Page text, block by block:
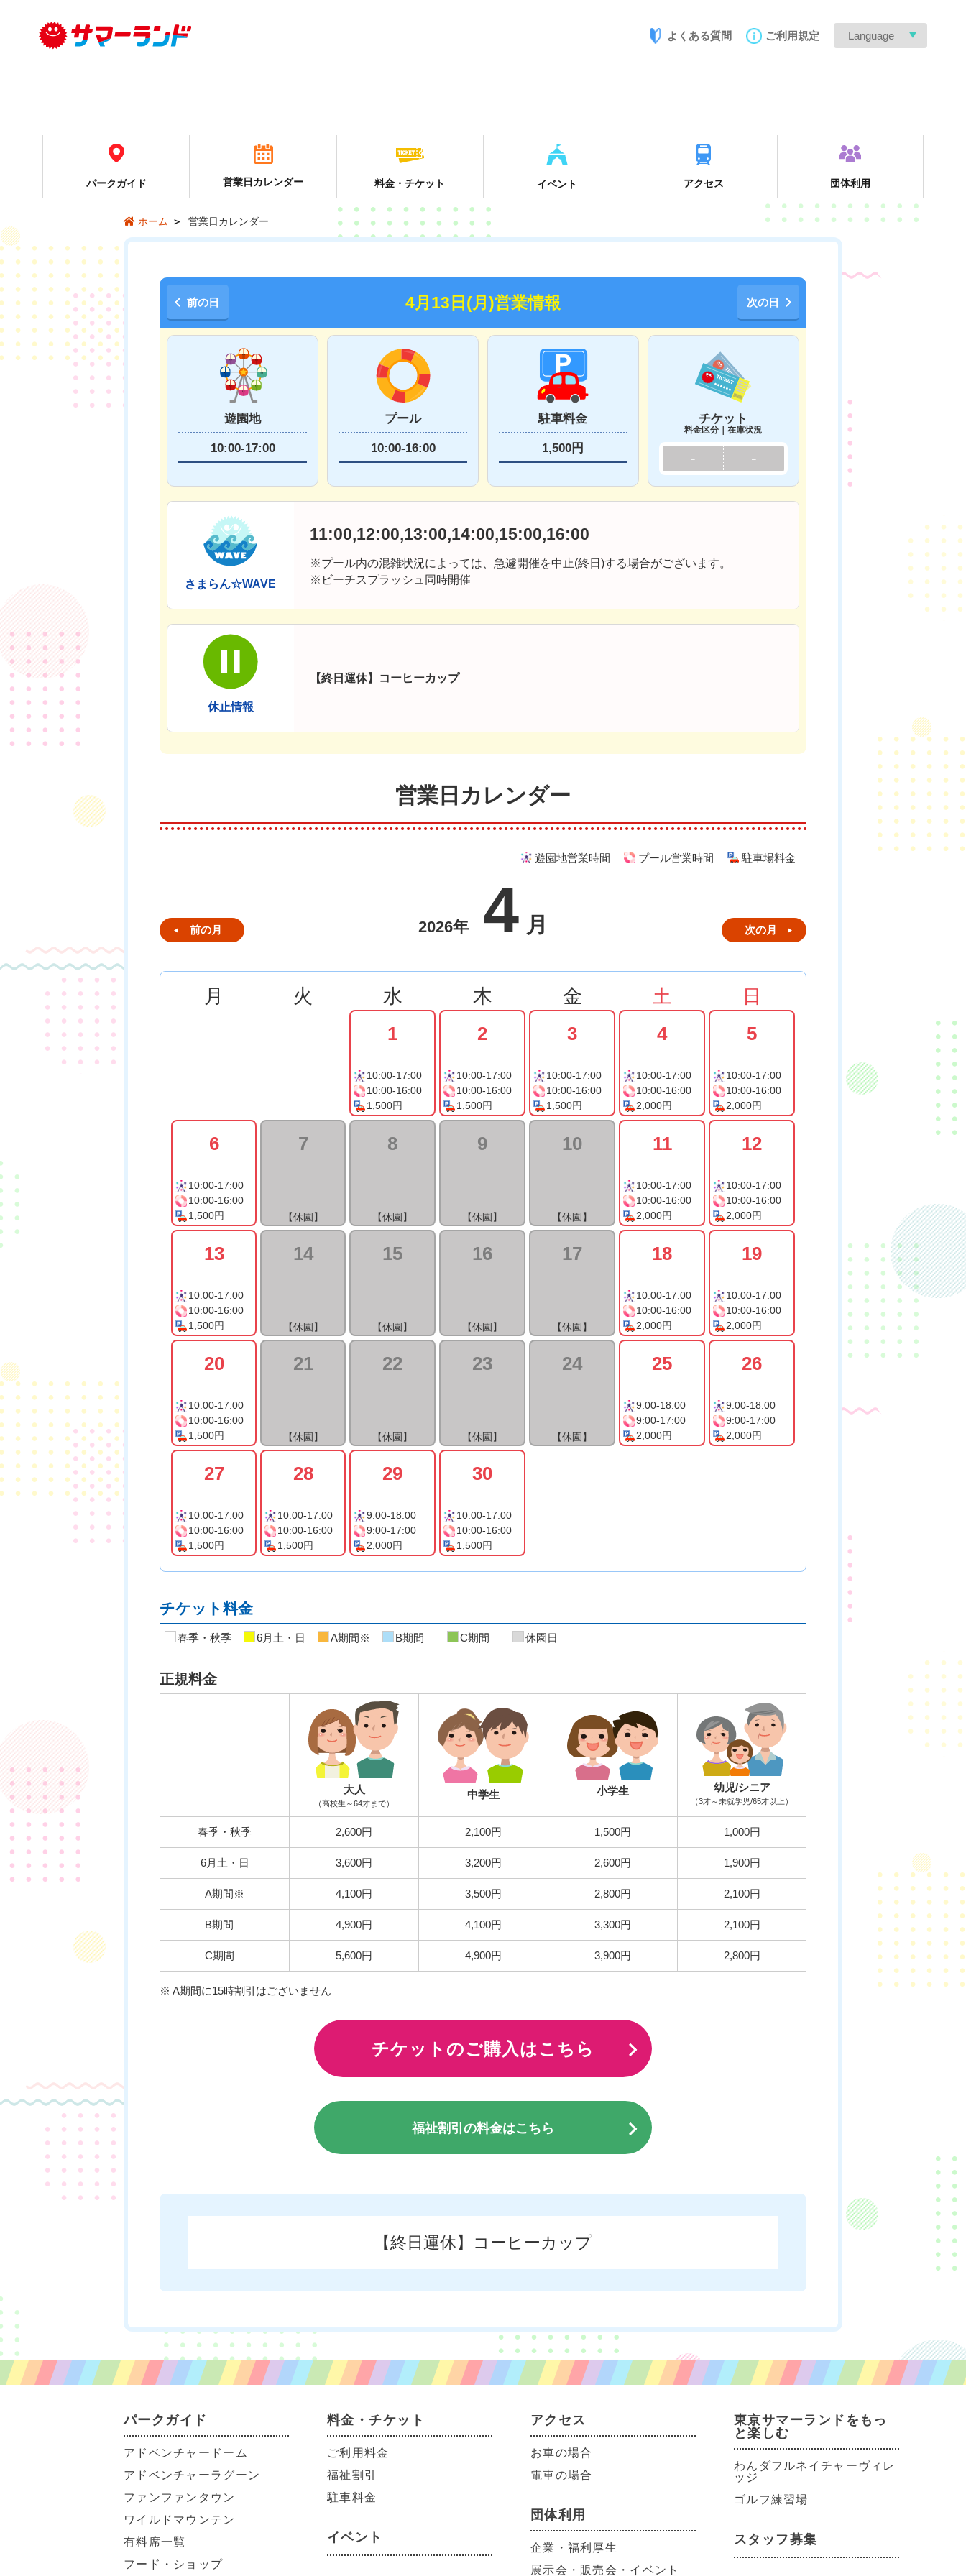
よくある質問 ご利用規定 Language
パークガイド 営業日カレンダー 料金・チケット イベント アクセス 団体利用
ホーム 営業日カレンダー
4月13日(月)営業情報
遊園地
10:00-17:00
プール
10:00-16:00
駐車料金
1,500円
チケット
料金区分｜在庫状況
- -
さまらん☆WAVE
11:00,12:00,13:00,14:00,15:00,16:00
※プール内の混雑状況によっては、急遽開催を中止(終日)する場合がございます。
※ビーチスプラッシュ同時開催
休止情報
【終日運休】コーヒーカップ
営業日カレンダー
遊園地営業時間 プール営業時間 駐車場料金
前の月 2026年 4 月 次の月
月 火 水 木 金 土
日
1
10:00-17:00
10:00-16:00
1,500円
2
10:00-17:00
10:00-16:00
1,500円
3
10:00-17:00
10:00-16:00
1,500円
4
10:00-17:00
10:00-16:00
2,000円
5
10:00-17:00
10:00-16:00
2,000円
6
10:00-17:00
10:00-16:00
1,500円
7
【休園】
8
【休園】
9
【休園】
10
【休園】
11
10:00-17:00
10:00-16:00
2,000円
12
10:00-17:00
10:00-16:00
2,000円
13
10:00-17:00
10:00-16:00
1,500円
14
【休園】
15
【休園】
16
【休園】
17
【休園】
18
10:00-17:00
10:00-16:00
2,000円
19
10:00-17:00
10:00-16:00
2,000円
20
10:00-17:00
10:00-16:00
1,500円
21
【休園】
22
【休園】
23
【休園】
24
【休園】
25
9:00-18:00
9:00-17:00
2,000円
26
9:00-18:00
9:00-17:00
2,000円
27
10:00-17:00
10:00-16:00
1,500円
28
10:00-17:00
10:00-16:00
1,500円
29
9:00-18:00
9:00-17:00
2,000円
30
10:00-17:00
10:00-16:00
1,500円
チケット料金
春季・秋季 6月土・日 A期間※ B期間 C期間 休園日
正規料金
大人
（高校生～64才まで）
中学生 小学生 幼児/シニア
（3才～未就学児/65才以上）
春季・秋季 2,600円 2,100円 1,500円 1,000円
6月土・日 3,600円 3,200円 2,600円 1,900円
A期間※ 4,100円 3,500円 2,800円 2,100円
B期間 4,900円 4,100円 3,300円 2,100円
C期間 5,600円 4,900円 3,900円 2,800円
※ A期間に15時割引はございません
チケットのご購入はこちら
福祉割引の料金はこちら
【終日運休】コーヒーカップ
パークガイド
アドベンチャードーム
アドベンチャーラグーン
ファンファンタウン
ワイルドマウンテン
有料席一覧
フード・ショップ
料金・チケット
ご利用料金
福祉割引
駐車料金
イベント
アクセス
お車の場合
電車の場合
団体利用
企業・福利厚生
展示会・販売会・イベント
東京サマーランドをもっ
と楽しむ
わんダフルネイチャーヴィレ
ッジ
ゴルフ練習場
スタッフ募集